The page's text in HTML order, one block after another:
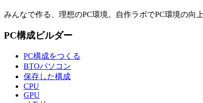
みんなで作る、理想のPC環境。 自作ラボでPC環境の向
PC構成ビルダー
PC構成をつくる
BTOパソコン
保存した構成
CPU
GPU